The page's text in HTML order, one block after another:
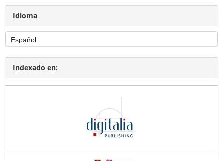
Idioma
Indexado en: